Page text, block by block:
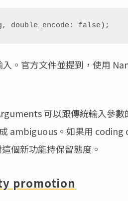
double_encode: false);
入。官方文件並提到，使用
可以跟傳統輸入參
ambiguous。如果用
個新功能持保留態度。
promotion